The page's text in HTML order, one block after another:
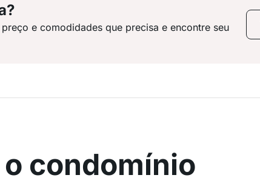
e comodidades que precisa e encontre seu
condomínio